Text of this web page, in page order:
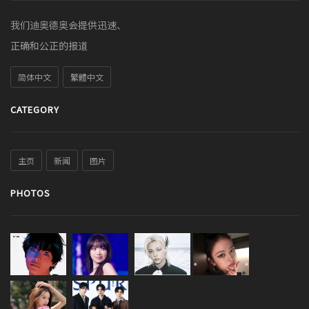
我们迪奥德奥会提供迅速、
正确和公正的报道
简体中文 繁體中文
CATEGORY
主页 新闻 图片
PHOTOS